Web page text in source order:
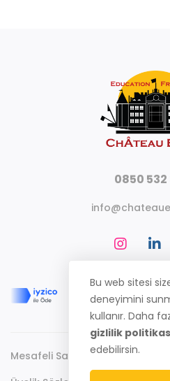
0850 532
Mesafeli Satış Sözleşmesi
Bu web sitesi
deneyimini
kullanır. Daha
gizlilik
edebilirsin.